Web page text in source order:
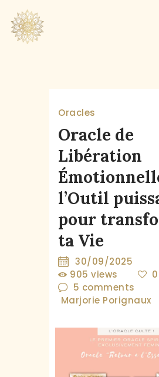
ACCUEIL
À PROPOS
MA MÉTHODE
BOUTIQUE
BLOG
PANIER
Oracles
Oracle de
Libération
l’Outil
pour
ta Vie
30/09/2025
905 views 0
5 comments
Marjorie Porignaux